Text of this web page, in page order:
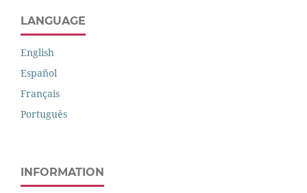
LANGUAGE
English
Español
Français
Português
INFORMATION